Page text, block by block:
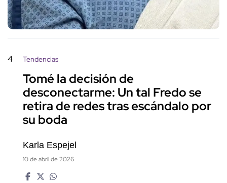
4 Tendencias
Tomé la decisión de
desconectarme: Un tal Fredo se
retira de redes tras escándalo por
su boda
Karla Espejel
10 de abril de 2026